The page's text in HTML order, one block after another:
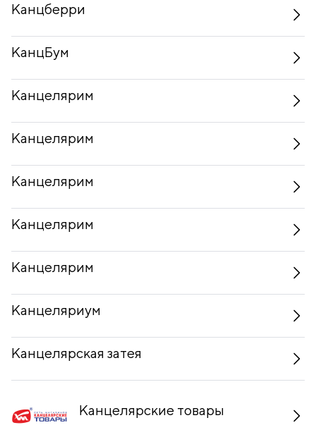
Канцберри
КанцБум
Канцелярим
Канцелярим
Канцелярим
Канцелярим
Канцелярим
Канцеляриум
Канцелярская затея
Канцелярские товары